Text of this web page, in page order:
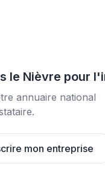
vos
le Nièvre pour
annuaire national
mon entreprise